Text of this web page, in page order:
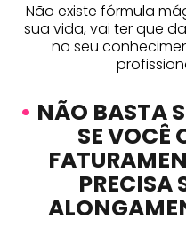
Não existe fórmula
sua vida, vai ter que
no seu
• NÃO BASTA
SE VOCÊ
PRECISA